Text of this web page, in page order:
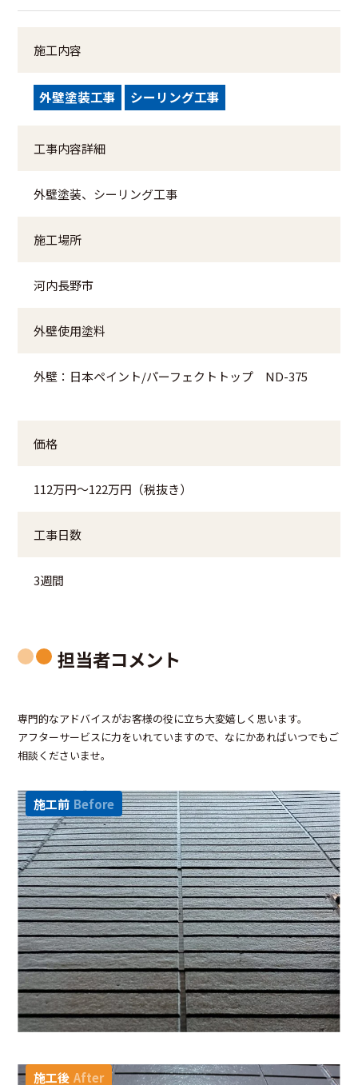
施工内容
外壁塗装工事 シーリング工事
工事内容詳細
外壁塗装、シーリング工事
施工場所
河内長野市
外壁使用塗料
外壁：日本ペイント/パーフェクトトップ ND-375
価格
112万円～122万円（税抜き）
工事日数
3週間
担当者コメント
専門的なアドバイスがお客様の役に立ち大変嬉しく思います。
アフターサービスに力をいれていますので、なにかあればいつでもご
相談くださいませ。
施工前 Before
施工後 After